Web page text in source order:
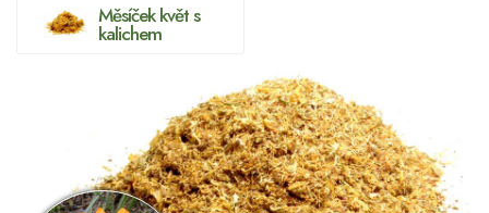
Měsíček květ s
kalichem